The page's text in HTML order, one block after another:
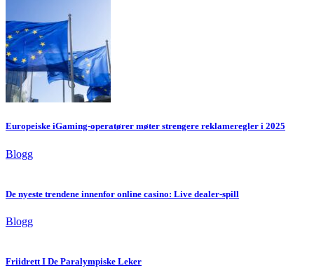
Europeiske iGaming-operatører møter strengere reklameregler i 2025
Blogg
De nyeste trendene innenfor online casino: Live dealer-spill
Blogg
Friidrett I De Paralympiske Leker